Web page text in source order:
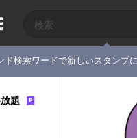
ド検索ワードで新しいスタンプ
題